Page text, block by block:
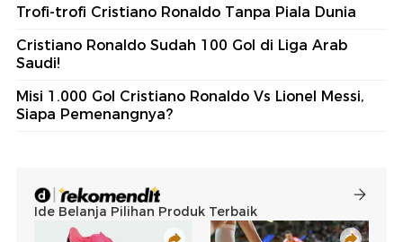
Trofi-trofi Cristiano Ronaldo Tanpa Piala Dunia
Cristiano Ronaldo Sudah 100 Gol di Liga Arab
Saudi!
Misi 1.000 Gol Cristiano Ronaldo Vs Lionel Messi,
Siapa Pemenangnya?